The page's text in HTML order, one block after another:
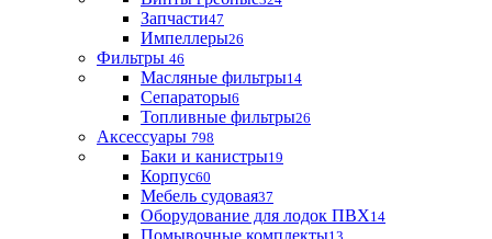
Запчасти47
Импеллеры26
Фильтры 46
Масляные фильтры14
Сепараторы6
Топливные фильтры26
Аксессуары 798
Баки и канистры19
Корпус60
Мебель судовая37
Оборудование для лодок ПВХ14
Помывочные комплекты